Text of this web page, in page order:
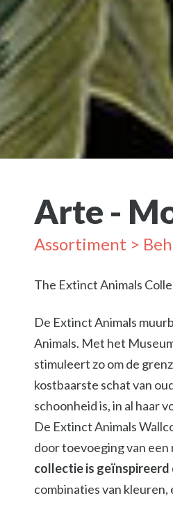
Arte -
Assortiment >
The Extinct Animals
De Extinct Animals
Animals. Met het
stimuleert zo om de
kostbaarste schat van
schoonheid is, in al haar
De Extinct Animals
door toevoeging van
collectie is geïnspireerd
combinaties van